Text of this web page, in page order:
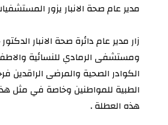
مدير عام صحة الانبار يزور
زار مدير عام دائرة صحة الانبار
الكوادر الصحية والمرضى الراقدين
الطبية للمواطنين وخاصة في مثل
هذه العطلة .